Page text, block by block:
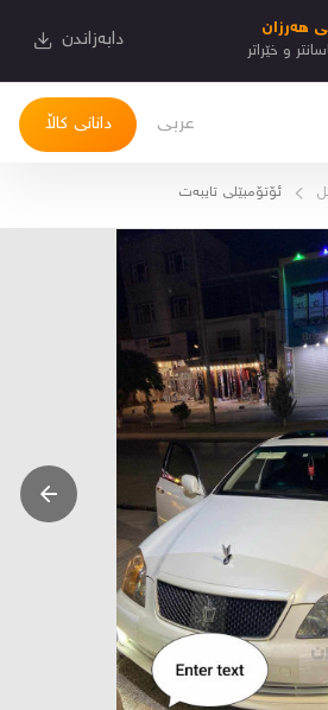
هەرزان
و خێراتر دابەزاندن
دانانی کاڵا عربی
ئۆتۆمبێلی تایبه‌ت